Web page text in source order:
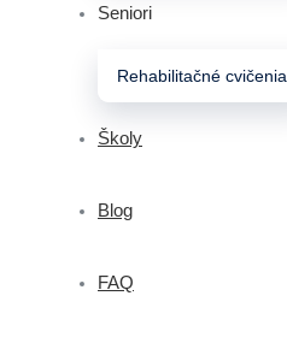
Seniori
Rehabilitačné cvičenia
Školy
Blog
FAQ